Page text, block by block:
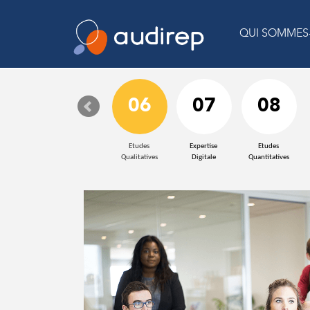
QUI
06
Etudes
Qualitatives
07
Expertise
Digitale
08
Etudes
Quantitatives